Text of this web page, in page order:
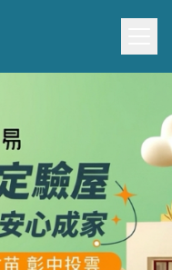
屋服務｜台北宜蘭桃園